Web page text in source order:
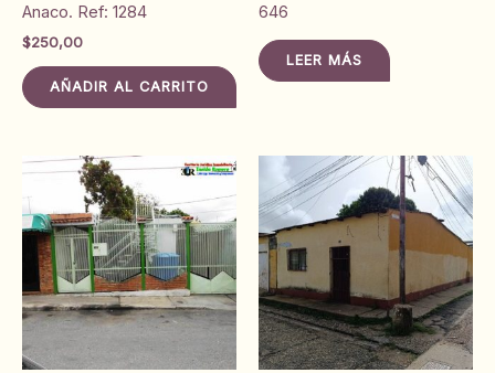
Anaco. Ref: 1284
$250,00
AÑADIR AL CARRITO
646
LEER MÁS